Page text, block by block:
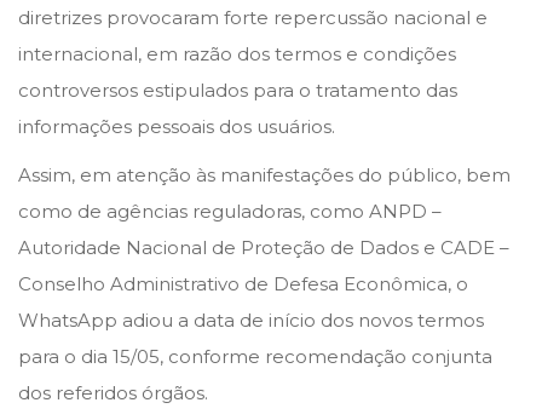
e
d
o
n
m
a
i
o
e
d
i
n
diretrizes provocaram forte repercussão nacional e
internacional, em razão dos termos e condições
controversos estipulados para o tratamento das
informações pessoais dos usuários.
Assim, em atenção às manifestações do público, bem
como de agências reguladoras, como ANPD –
Autoridade Nacional de Proteção de Dados e CADE –
Conselho Administrativo de Defesa Econômica, o
WhatsApp adiou a data de início dos novos termos
para o dia 15/05, conforme recomendação conjunta
dos referidos órgãos.